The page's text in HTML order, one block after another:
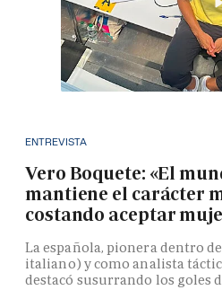
ENTREVISTA
Vero Boquete: «El
mantiene el carácter
costando aceptar
La española, pionera dentro
italiano) y como analista
destacó susurrando los goles